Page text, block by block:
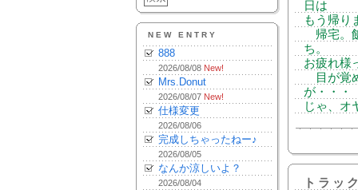
NEW ENTRY
888
2026/08/08 New!
Mrs.Donut
2026/08/07 New!
仕様変更
2026/08/06
完成しちゃったねー♪
2026/08/05
なんか涼しいよ？
2026/08/04
日は
もう帰り
帰宅。
ち。
お疲れ様
目が覚
が・・・
じゃ、オ
トラッ